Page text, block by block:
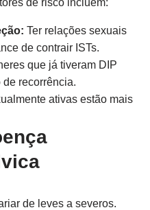
de risco incluem:
Ter relações sexuais
de contrair ISTs.
que já tiveram DIP
recorrência.
ativas estão mais
de leves a severos.